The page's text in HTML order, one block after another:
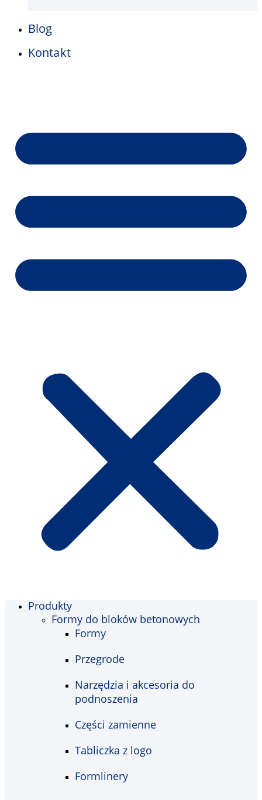
Blog
Kontakt
Produkty
Formy do bloków betonowych
Formy
Przegrode
Narzędzia i akcesoria do
podnoszenia
Części zamienne
Tabliczka z logo
Formlinery